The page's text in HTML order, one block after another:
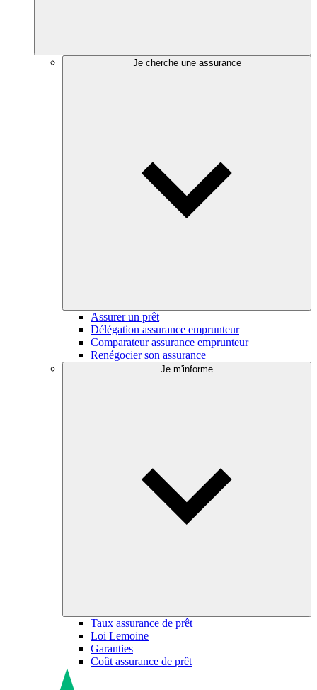
Je cherche une assurance
Assurer un prêt
Délégation assurance emprunteur
Comparateur assurance emprunteur
Renégocier son assurance
Je m'informe
Taux assurance de prêt
Loi Lemoine
Garanties
Coût assurance de prêt